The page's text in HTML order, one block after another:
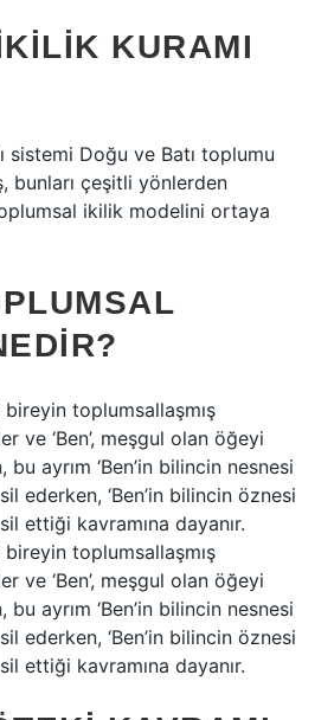
KURAMI
sistemi Doğu ve Batı toplumu
bunları çeşitli yönlerden
ikilik modelini ortaya
bireyin toplumsallaşmış
ve ‘Ben’, meşgul olan öğeyi
ayrım ‘Ben’in bilincin nesnesi
ederken, ‘Ben’in bilincin öznesi
ettiği kavramına dayanır.
bireyin toplumsallaşmış
ve ‘Ben’, meşgul olan öğeyi
ayrım ‘Ben’in bilincin nesnesi
ederken, ‘Ben’in bilincin öznesi
ettiği kavramına dayanır.